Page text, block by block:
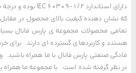
دهنده کیفیت بالای محصول در مقابل
محصولات مجموعه ی پارس فانال بسیار با
و کاربردهای گسترده ای دارند. برای خرید
گرفته شده است. با مجموعه ما همراه باشید